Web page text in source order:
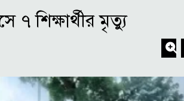
৭ শিক্ষার্থীর মৃত্যু